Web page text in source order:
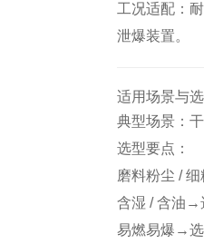
工况适配：
泄爆装置。
适用场景与
典型场景：
选型要点：
磨料粉尘 /
含湿 / 含油→
易燃易爆→选